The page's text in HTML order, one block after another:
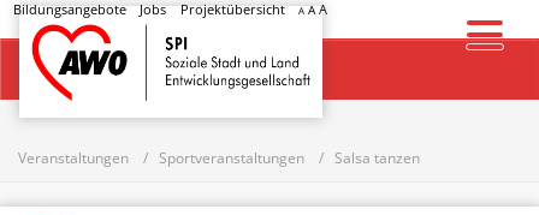
Bildungsangebote Jobs Projektübersicht A AA
Startseite
Veranstaltungen Sportveranstaltungen Salsa tanzen